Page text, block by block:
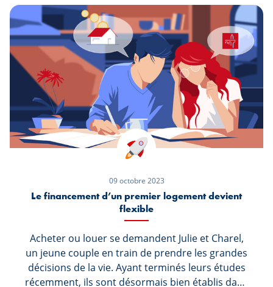
évènements peuvent coûter plus cher que ce
que vous avez acquis jusqu’à aujourd’hui, c’est
pourquoi un financement est plus que
nécessaire ! Mais est-ce que votre banque vous
accompagne dans ce changement au vu de
votre âge avancé ?
09 octobre 2023
Le financement d’un premier logement devient
flexible
Acheter ou louer se demandent Julie et Charel,
un jeune couple en train de prendre les grandes
décisions de la vie. Ayant terminés leurs études
récemment, ils sont désormais bien établis dans